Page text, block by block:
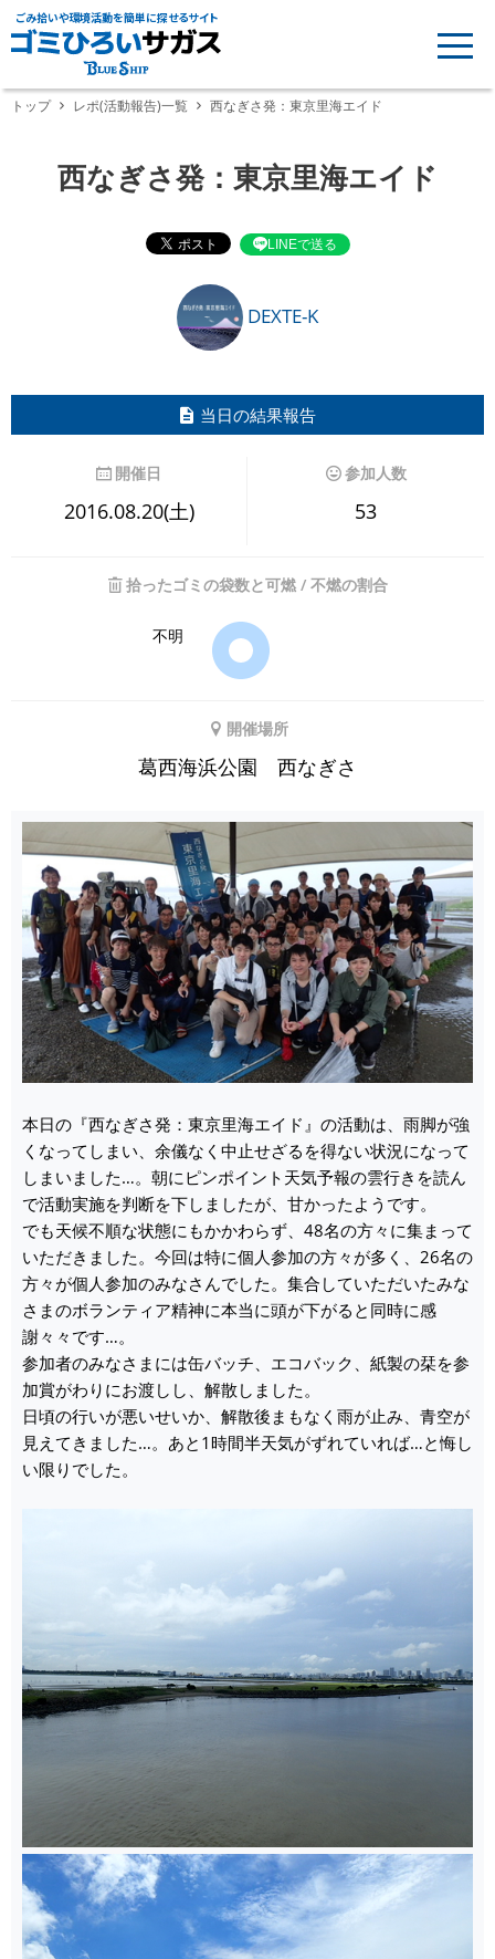
ごみ拾いや環境活動を簡単に探せるサイト
トップ レポ(活動報告)一覧 西なぎさ発：東京里海エイド
西なぎさ発：東京里海エイド
LINEで送る
DEXTE-K
当日の結果報告
開催日
2016.08.20(土)
参加人数
53
拾ったゴミの袋数と可燃 / 不燃の割合
不明
開催場所
葛西海浜公園 西なぎさ
本日の『西なぎさ発：東京里海エイド』の活動は、雨脚が強
くなってしまい、余儀なく中止せざるを得ない状況になって
しまいました…。朝にピンポイント天気予報の雲行きを読ん
で活動実施を判断を下しましたが、甘かったようです。
でも天候不順な状態にもかかわらず、48名の方々に集まって
いただきました。今回は特に個人参加の方々が多く、26名の
方々が個人参加のみなさんでした。集合していただいたみな
さまのボランティア精神に本当に頭が下がると同時に感
謝々々です…。
参加者のみなさまには缶バッチ、エコバック、紙製の栞を参
加賞がわりにお渡しし、解散しました。
日頃の行いが悪いせいか、解散後まもなく雨が止み、青空が
見えてきました…。あと1時間半天気がずれていれば…と悔し
い限りでした。